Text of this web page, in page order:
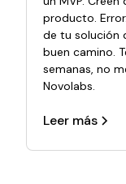
producto.
de tu solución
buen camino.
semanas, no
Novolabs.
Leer más